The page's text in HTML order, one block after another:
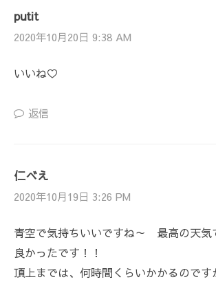
putit
2020年10月20日 9:38 AM
いいね♡
返信
仁べえ
2020年10月19日 3:26 PM
青空で気持ちいいですね～ 最高の天気
良かったです！！
頂上までは、何時間くらいかかるのです